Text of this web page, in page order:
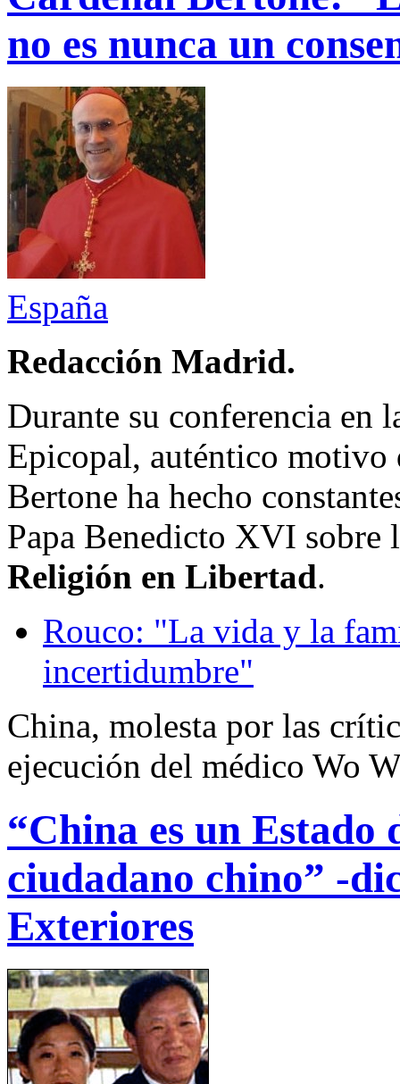
no es nunca un
España
Redacción Madrid.
Durante su conferencia en
Epicopal, auténtico motivo
Bertone ha hecho
Papa Benedicto XVI sobre
Religión en Libertad.
Rouco: "La vida y la
incertidumbre"
China, molesta por las
ejecución del médico Wo
“China es un Estado
ciudadano chino” -
Exteriores